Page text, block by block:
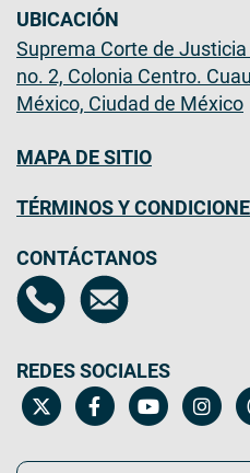
UBICACIÓN
Suprema Corte de
no. 2, Colonia Centro.
México, Ciudad de México
MAPA DE SITIO
TÉRMINOS Y
CONTÁCTANOS
REDES SOCIALES